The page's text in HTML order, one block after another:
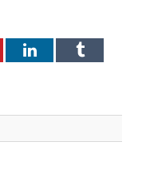
LinkedInTumblr